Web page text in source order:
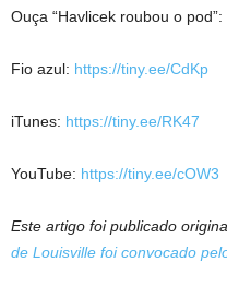
Ouça “Havlicek roubou o pod”:
Fio azul: https://tiny.ee/CdKp
iTunes: https://tiny.ee/RK47
YouTube: https://tiny.ee/cOW3
Este artigo foi publicado
de Louisville foi convocado